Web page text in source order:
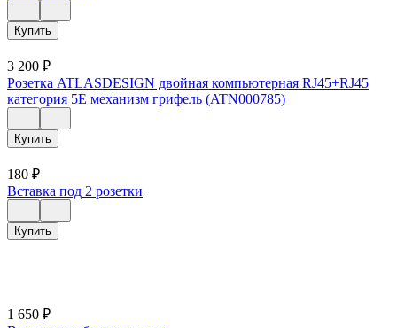
Купить
3 200 ₽
Розетка ATLASDESIGN двойная компьютерная RJ45+RJ45
категория 5E механизм грифель (ATN000785)
Купить
180 ₽
Вставка под 2 розетки
Купить
1 650 ₽